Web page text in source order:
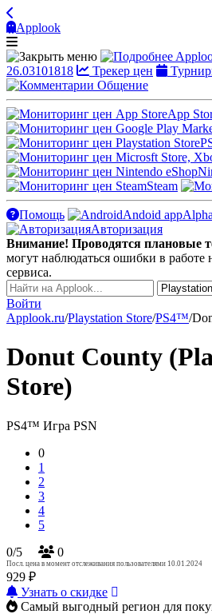
Applook
26.03101818
Трекер цен
Общение
App
Steam
Помощь Andoid appAlpha
Авторизация
Внимание! Проводятся плановые
могут наблюдаться ошибки в
сервиса.
Войти
Applook.ru/Playstation Store/PS4™/
Donut County
Store)
PS4™ Игра PSN
0
1
2
3
4
5
0/5
0
Посл. цена в момент отслеживания пользователями 10.01.2024
929 ₽
Узнать о скидке
Самый выгодный регион для